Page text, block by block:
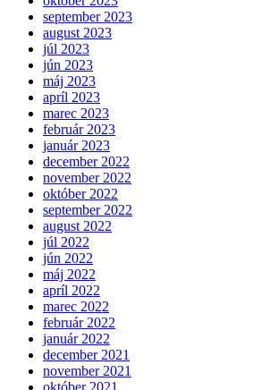
september 2023
august 2023
júl 2023
jún 2023
máj 2023
apríl 2023
marec 2023
február 2023
január 2023
december 2022
november 2022
október 2022
september 2022
august 2022
júl 2022
jún 2022
máj 2022
apríl 2022
marec 2022
február 2022
január 2022
december 2021
november 2021
október 2021